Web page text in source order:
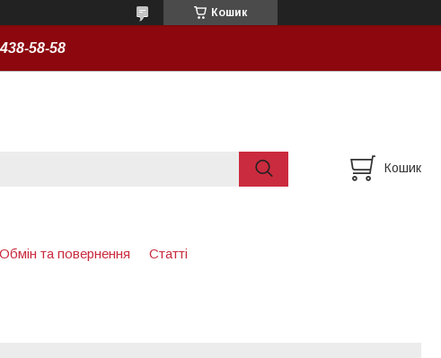
Кошик
58-58
Кошик
Обмін та повернення Статті